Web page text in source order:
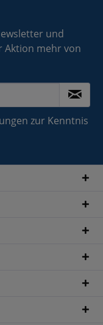
und
Aktion mehr von
zur Kenntnis